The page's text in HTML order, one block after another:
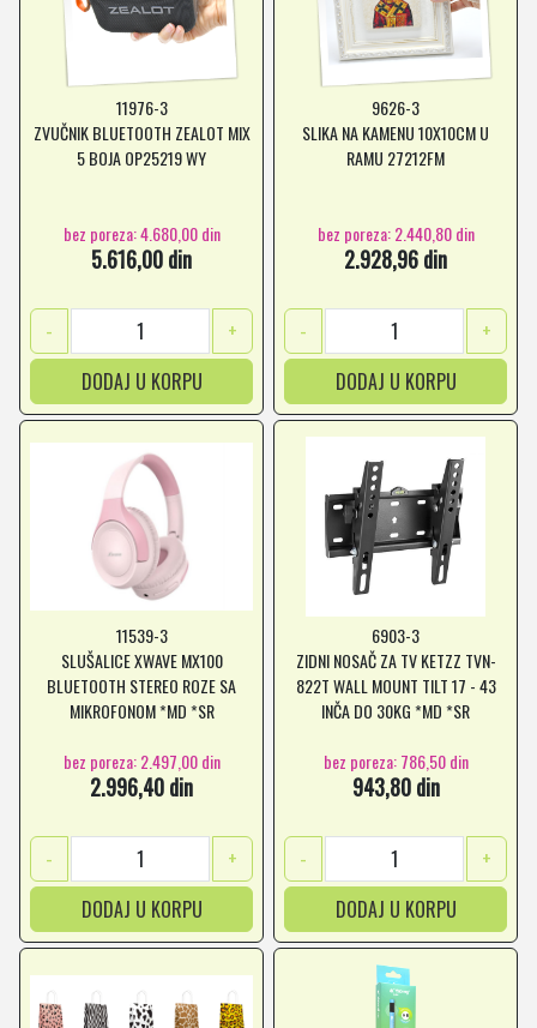
11976-3
ZVUČNIK BLUETOOTH ZEALOT MIX
5 BOJA OP25219 WY
bez poreza: 4.680,00 din
5.616,00 din
-
+
DODAJ U KORPU
9626-3
SLIKA NA KAMENU 10X10CM U
RAMU 27212FM
bez poreza: 2.440,80 din
2.928,96 din
-
+
DODAJ U KORPU
11539-3
SLUŠALICE XWAVE MX100
BLUETOOTH STEREO ROZE SA
MIKROFONOM *MD *SR
bez poreza: 2.497,00 din
2.996,40 din
-
+
DODAJ U KORPU
6903-3
ZIDNI NOSAČ ZA TV KETZZ TVN-
822T WALL MOUNT TILT 17 - 43
INČA DO 30KG *MD *SR
bez poreza: 786,50 din
943,80 din
-
+
DODAJ U KORPU